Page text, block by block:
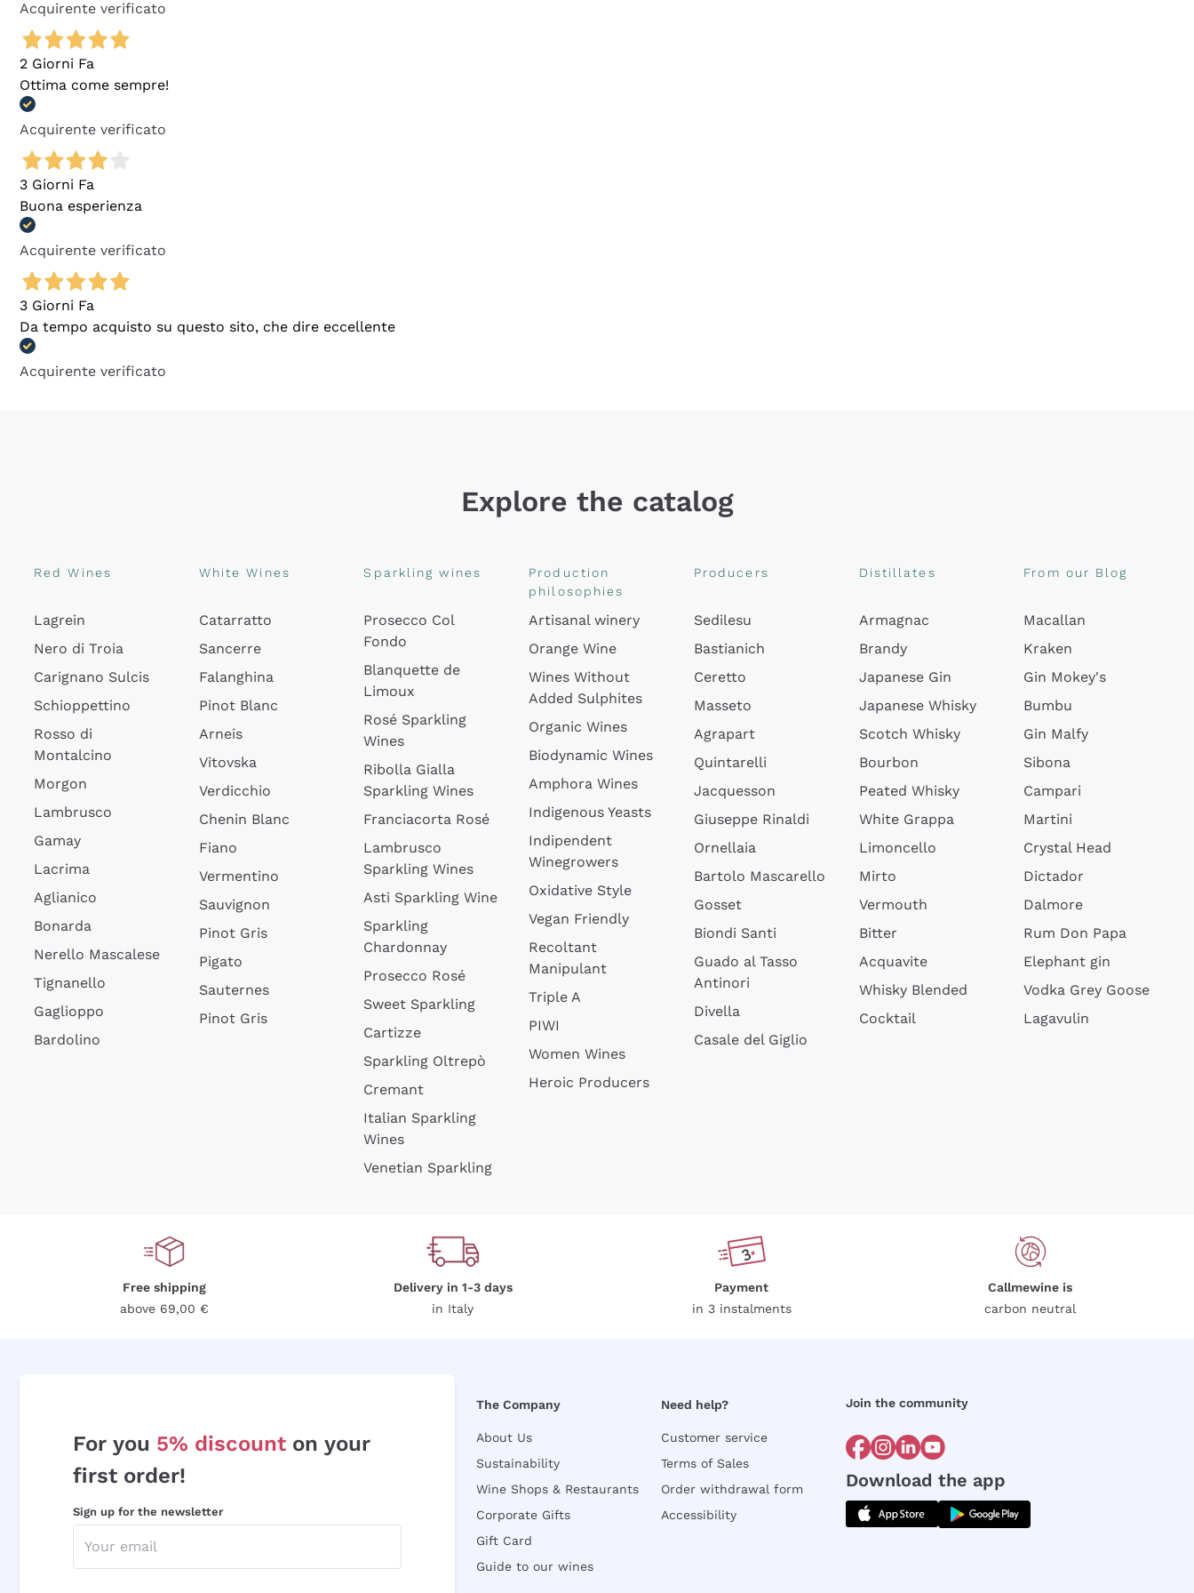
Acquirente verificato
2 Giorni Fa
Ottima come sempre!
Acquirente verificato
3 Giorni Fa
Buona esperienza
Acquirente verificato
3 Giorni Fa
Da tempo acquisto su questo sito, che dire eccellente
Acquirente verificato
Explore the catalog
Red Wines
Lagrein
Nero di Troia
Carignano Sulcis
Schioppettino
Rosso di
Montalcino
Morgon
Lambrusco
Gamay
Lacrima
Aglianico
Bonarda
Nerello Mascalese
Tignanello
Gaglioppo
Bardolino
White Wines
Catarratto
Sancerre
Falanghina
Pinot Blanc
Arneis
Vitovska
Verdicchio
Chenin Blanc
Fiano
Vermentino
Sauvignon
Pinot Gris
Pigato
Sauternes
Pinot Gris
Sparkling wines
Prosecco Col
Fondo
Blanquette de
Limoux
Rosé Sparkling
Wines
Ribolla Gialla
Sparkling Wines
Franciacorta Rosé
Lambrusco
Sparkling Wines
Asti Sparkling Wine
Sparkling
Chardonnay
Prosecco Rosé
Sweet Sparkling
Cartizze
Sparkling Oltrepò
Cremant
Italian Sparkling
Wines
Venetian Sparkling
Production
philosophies
Artisanal winery
Orange Wine
Wines Without
Added Sulphites
Organic Wines
Biodynamic Wines
Amphora Wines
Indigenous Yeasts
Indipendent
Winegrowers
Oxidative Style
Vegan Friendly
Recoltant
Manipulant
Triple A
PIWI
Women Wines
Heroic Producers
Producers
Sedilesu
Bastianich
Ceretto
Masseto
Agrapart
Quintarelli
Jacquesson
Giuseppe Rinaldi
Ornellaia
Bartolo Mascarello
Gosset
Biondi Santi
Guado al Tasso
Antinori
Divella
Casale del Giglio
Distillates
Armagnac
Brandy
Japanese Gin
Japanese Whisky
Scotch Whisky
Bourbon
Peated Whisky
White Grappa
Limoncello
Mirto
Vermouth
Bitter
Acquavite
Whisky Blended
Cocktail
From our Blog
Macallan
Kraken
Gin Mokey's
Bumbu
Gin Malfy
Sibona
Campari
Martini
Crystal Head
Dictador
Dalmore
Rum Don Papa
Elephant gin
Vodka Grey Goose
Lagavulin
Free shipping
above 69,00 €
Delivery in 1-3 days
in Italy
Payment
in 3 instalments
Callmewine is
carbon neutral
For you 5% discount on your
first order!
Sign up for the newsletter
The Company
About Us
Sustainability
Wine Shops & Restaurants
Corporate Gifts
Gift Card
Guide to our wines
Need help?
Customer service
Terms of Sales
Order withdrawal form
Accessibility
Join the community
Download the app